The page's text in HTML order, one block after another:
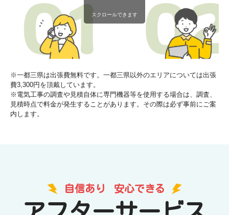
スクロールできます
※一都三県は出張費無料です。一都三県以外のエリアについては出張
費3,300円を頂戴しています。
※電気工事の調査や見積自体に専門機器等を使用する場合は、調査、
見積時点で料金が発生することがあります。その際は必ず事前にご案
内します。
自信あり 安心できる